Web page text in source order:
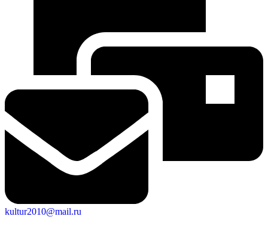
Социальные
kultur2010@mail.ru